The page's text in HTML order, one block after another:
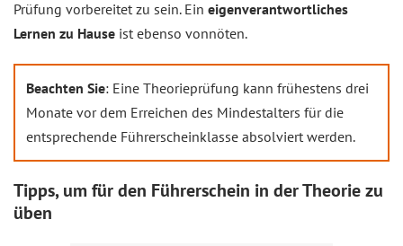
Prüfung vorbereitet zu sein. Ein eigenverantwortliches
Lernen zu Hause ist ebenso vonnöten.
Beachten Sie: Eine Theorieprüfung kann frühestens drei
Monate vor dem Erreichen des Mindestalters für die
entsprechende Führerscheinklasse absolviert werden.
Tipps, um für den Führerschein in der Theorie zu
üben